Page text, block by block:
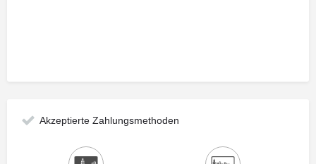
Akzeptierte Zahlungsmethoden